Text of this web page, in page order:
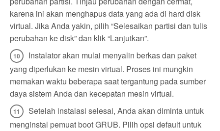
karena ini akan menghapus data yang ada di hard disk
virtual. Jika Anda yakin, pilih “Selesaikan partisi dan tulis
perubahan ke disk” dan klik “Lanjutkan”.
Instalator akan mulai menyalin berkas dan paket
yang diperlukan ke mesin virtual. Proses ini mungkin
memakan waktu beberapa saat tergantung pada sumber
daya sistem Anda dan kecepatan mesin virtual.
Setelah instalasi selesai, Anda akan diminta untuk
menginstal pemuat boot GRUB. Pilih opsi default untuk